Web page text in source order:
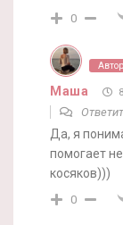
0
Автор
Маша
Да, я
помогает
косяков)))
0